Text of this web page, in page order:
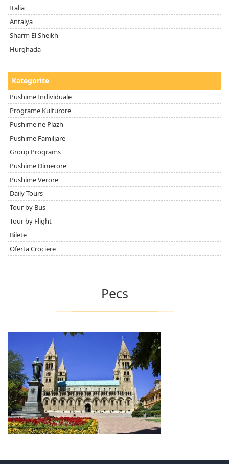
Italia
Antalya
Sharm El Sheikh
Hurghada
Kategorite
Pushime Individuale
Programe Kulturore
Pushime ne Plazh
Pushime Familjare
Group Programs
Pushime Dimerore
Pushime Verore
Daily Tours
Tour by Bus
Tour by Flight
Bilete
Oferta Crociere
Pecs